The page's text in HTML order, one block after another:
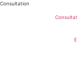
Consultation